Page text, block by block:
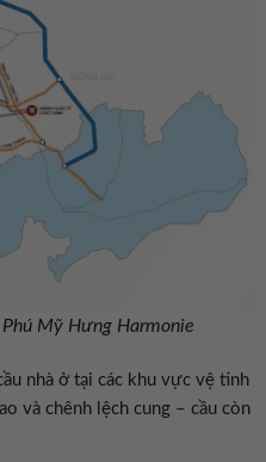
Mỹ Hưng Harmonie
nhà ở tại các khu vực vệ tinh
và chênh lệch cung – cầu còn